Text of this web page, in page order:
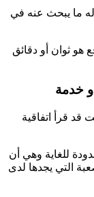
ما يبحث عنه في
هو ثوان أو دقائق
خدمة
قرأ اتفاقية
للغاية وهي أن
التي يجدها لدى